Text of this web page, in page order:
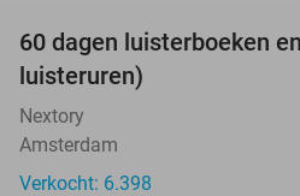
60 dagen luisterboeken
luisteruren)
Nextory
Amsterdam
Verkocht: 6.398